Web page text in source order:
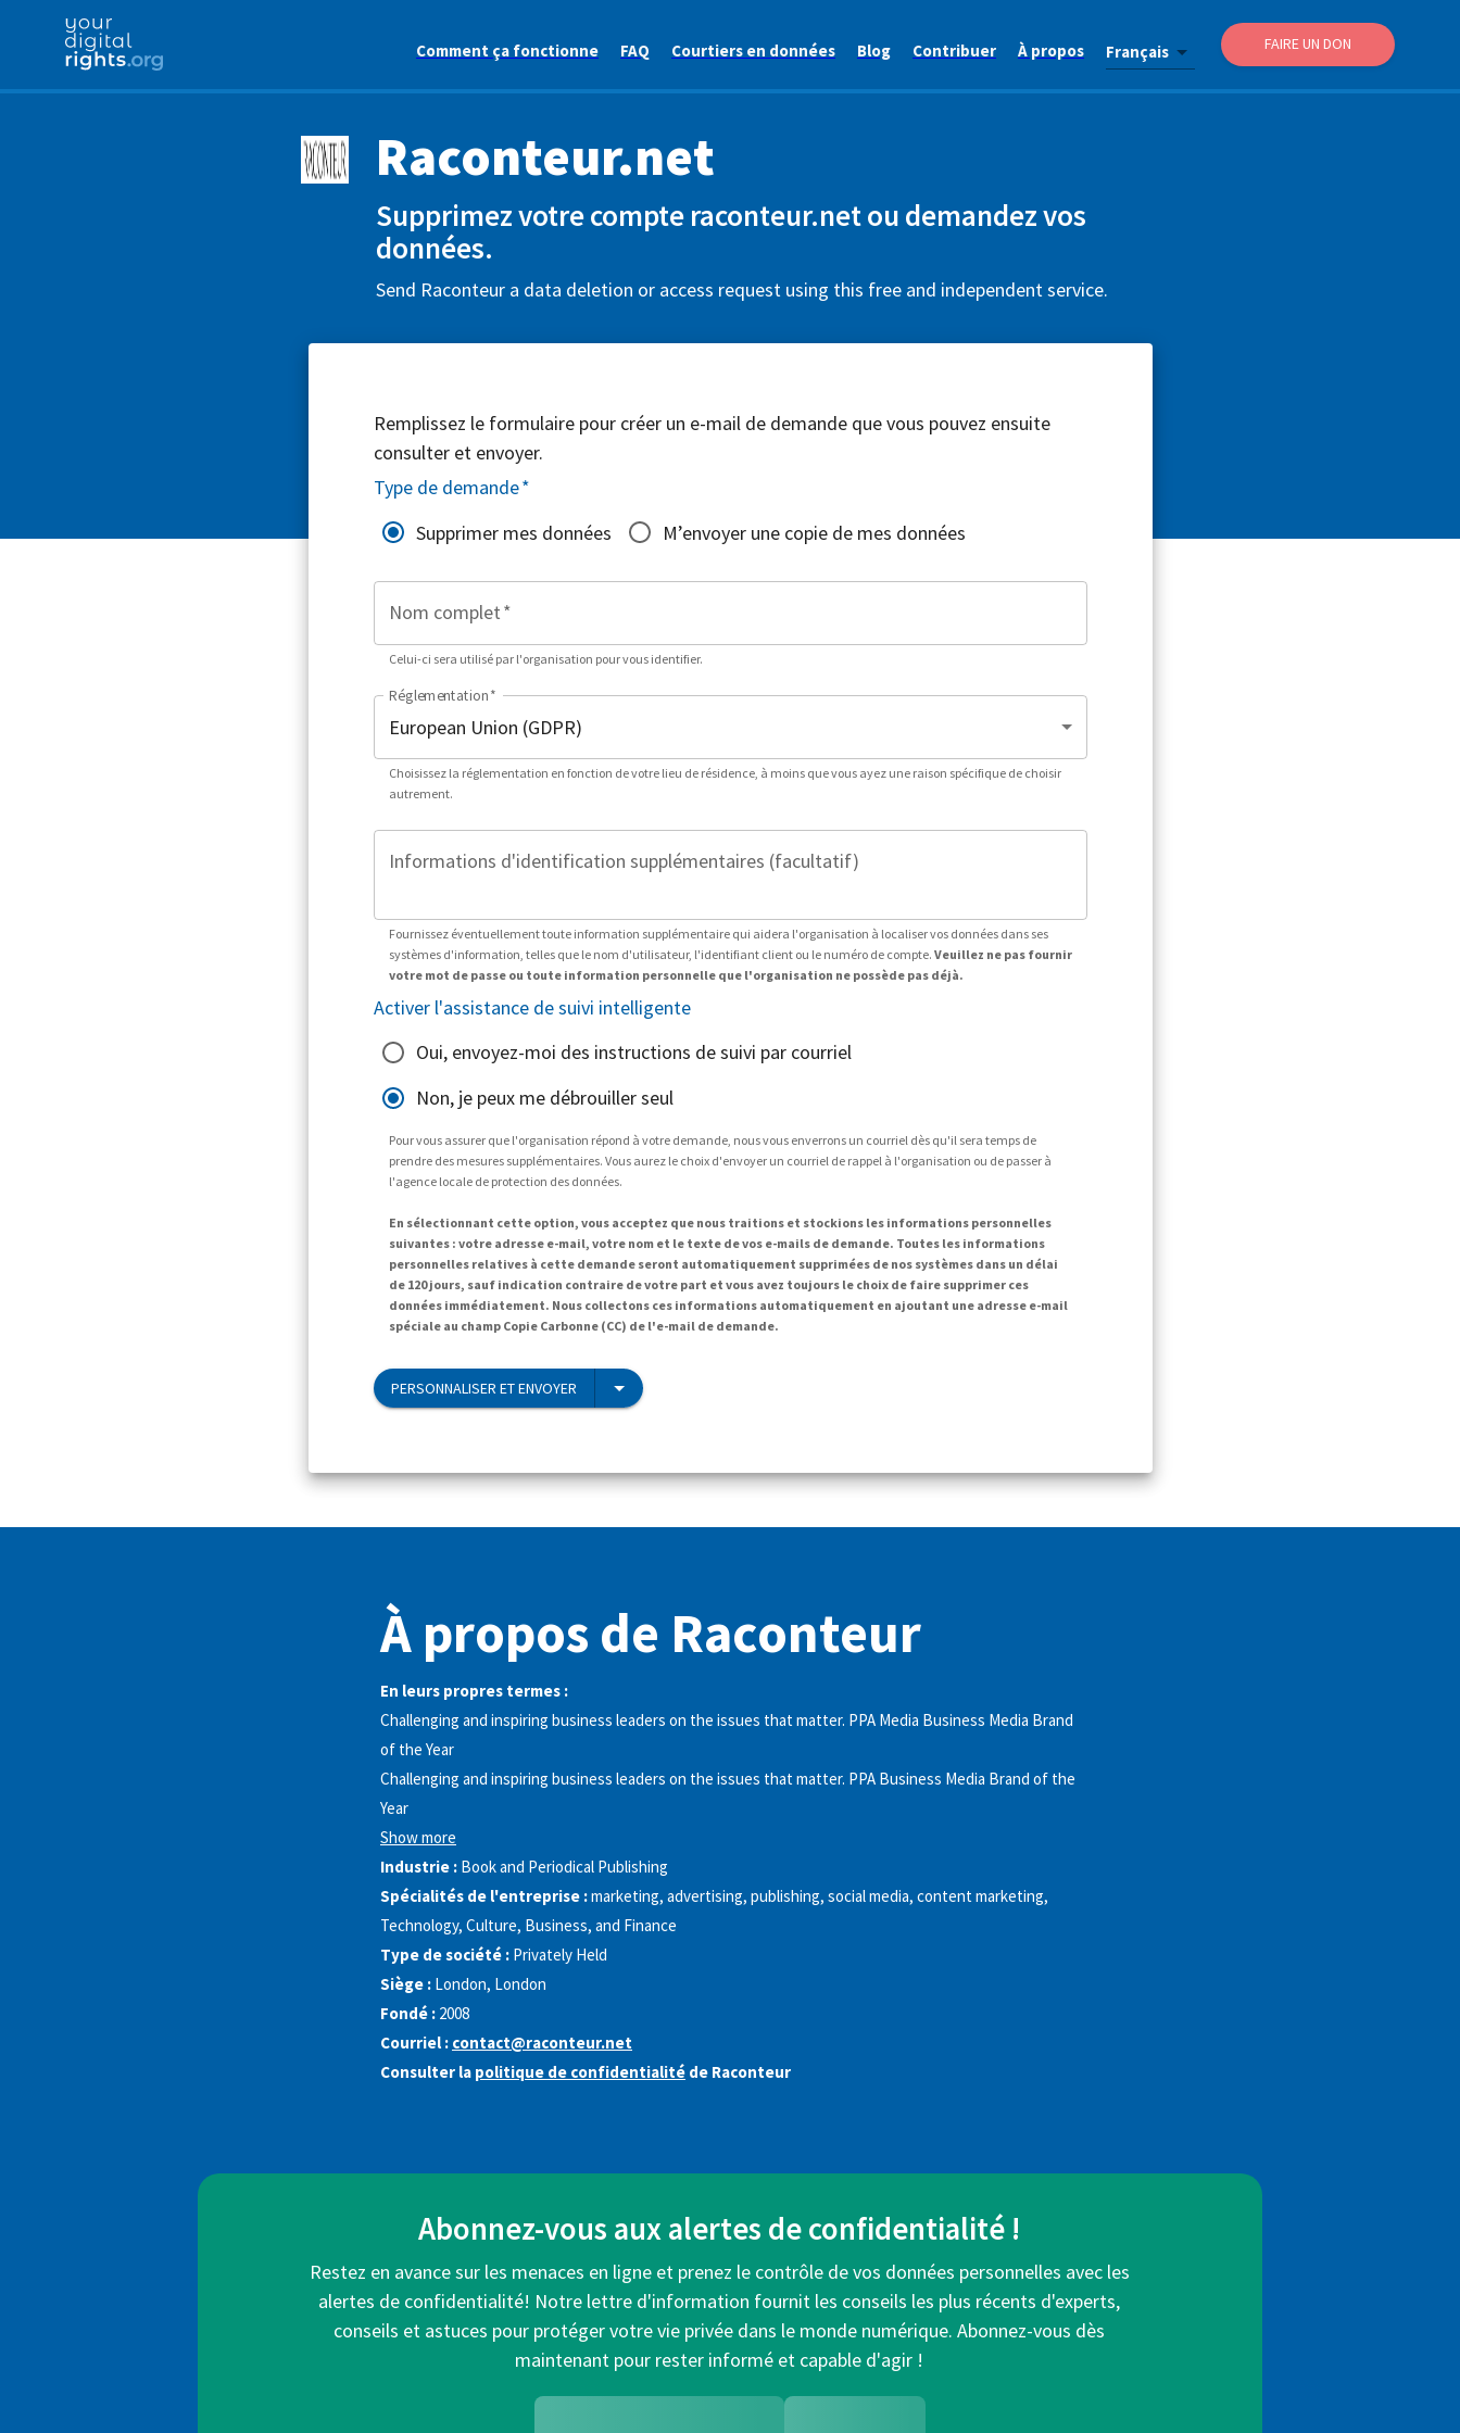
Comment ça fonctionne FAQ Courtiers en données Blog Contribuer À propos Français FAIRE UN DON
Raconteur.net
Supprimez votre compte raconteur.net ou demandez vos
données.
Send Raconteur a data deletion or access request using this free and independent service.
Remplissez le formulaire pour créer un e-mail de demande que vous pouvez ensuite
consulter et envoyer.
Type de demande*
Supprimer mes données
M’envoyer une copie de mes données
Nom complet*
Celui-ci sera utilisé par l'organisation pour vous identifier.
Réglementation*
Choisissez la réglementation en fonction de votre lieu de résidence, à moins que vous ayez une raison spécifique de choisir
autrement.
Informations d'identification supplémentaires (facultatif)
Fournissez éventuellement toute information supplémentaire qui aidera l'organisation à localiser vos données dans ses
systèmes d'information, telles que le nom d'utilisateur, l'identifiant client ou le numéro de compte. Veuillez ne pas fournir
votre mot de passe ou toute information personnelle que l'organisation ne possède pas déjà.
Activer l'assistance de suivi intelligente
Oui, envoyez-moi des instructions de suivi par courriel
Non, je peux me débrouiller seul
Pour vous assurer que l'organisation répond à votre demande, nous vous enverrons un courriel dès qu'il sera temps de
prendre des mesures supplémentaires. Vous aurez le choix d'envoyer un courriel de rappel à l'organisation ou de passer à
l'agence locale de protection des données.
En sélectionnant cette option, vous acceptez que nous traitions et stockions les informations personnelles
suivantes : votre adresse e-mail, votre nom et le texte de vos e-mails de demande. Toutes les informations
personnelles relatives à cette demande seront automatiquement supprimées de nos systèmes dans un délai
de 120 jours, sauf indication contraire de votre part et vous avez toujours le choix de faire supprimer ces
données immédiatement. Nous collectons ces informations automatiquement en ajoutant une adresse e-mail
spéciale au champ Copie Carbonne (CC) de l'e-mail de demande.
PERSONNALISER ET ENVOYER
À propos de Raconteur
En leurs propres termes :
Challenging and inspiring business leaders on the issues that matter. PPA Media Business Media Brand
of the Year
Challenging and inspiring business leaders on the issues that matter. PPA Business Media Brand of the
Year
Show more
Industrie : Book and Periodical Publishing
Spécialités de l'entreprise :marketing, advertising, publishing, social media, content marketing,
Technology, Culture, Business, and Finance
Type de société : Privately Held
Siège : London, London
Fondé : 2008
Courriel : contact@raconteur.net
Consulter la politique de confidentialité de Raconteur
Abonnez-vous aux alertes de confidentialité !
Restez en avance sur les menaces en ligne et prenez le contrôle de vos données personnelles avec les
alertes de confidentialité! Notre lettre d'information fournit les conseils les plus récents d'experts,
conseils et astuces pour protéger votre vie privée dans le monde numérique. Abonnez-vous dès
maintenant pour rester informé et capable d'agir !